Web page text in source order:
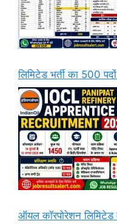
लिमिटेड भर्ती का 500
ऑयल कॉरपोरेशन लिमिटेड